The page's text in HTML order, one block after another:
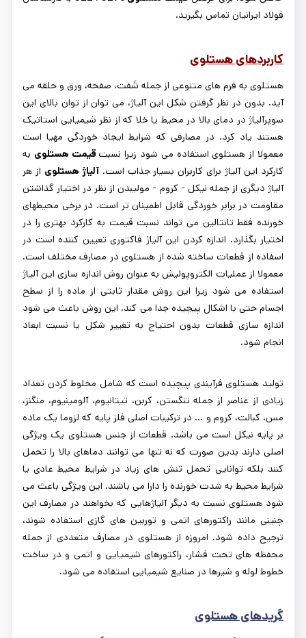
فولاد ایرانیان تماس بگیرید.
کاربردهای هستلوی
هستلوی به فرم های متنوعی از جمله شَفت، صفحه، ورق و حلقه می
آید. بدون در نظر گرفتن شکل این آلیاژ، می توان از توان بالای این
سوپرآلیاژ در دمای بالا در محیط یا خلا که از نظر شیمیایی استاتیک
هستند یاد کرد. در مصارفی که شرایط ایجاد خوردگی مهیا است
معمولا از هستلوی استفاده می شود زیرا نسبت قیمت هستلوی به
کارکرد این آلیاژ برای کاربران بسیار جذاب است.آلیاژ هستلوی از هر
آلیاژ دیگری از جمله نیکل - کروم - مولیبدن از نظر در اختیار گذاشتن
مقاومت در برابر خوردگی قابل اطمینان تر است. در برخی محیطهای
خورنده فقط تانتالین می تواند نسبت قیمت به کارکرد بهتری را در
اختیار بگذارد. اندازه کردن این آلیاژ فاکتوری تعیین کننده است در
اسفاده از قطعات ساخته شده از هستلوی در مصارف مختلف است.
معمولا از عملیات الکتروپولیش به عنوان روش اندازه سازی این آلیاژ
استفاده می شود زیرا این روش مقدار ثابتی از ماده را از سطح
اجسام حتی با اشکال پیچیده جدا می کند. این روش باعث می شود
اندازه سازی قطعات بدون احتیاج به تغییر شکل یا نسبت ابعاد
انجام شود.
تولید هستلوی فرآیندی پیچیده است که شامل مخلوط کردن تعداد
زیادی از عناصر از جمله تنگستن، کربن، تیتانیوم، آلومینیوم، منگنز،
مس، کبالت، کروم و ... در ترکیبات اصلی فلز پایه که لزوما یک ماده
بر پایه نیکل است می باشد. قطعات از جنس هستلوی یک ویژگی
اصلی دارند بدین صورت که نه تنها می توانند دماهای بالا را تحمل
کنند بلکه توانایی تحمل تنش های زیاد در شرایط محیط عادی یا
شرایط محیط به شدت خورنده را دارا می باشند. این ویژگی باعث می
شود هستلوی نسبت به دیگر آلیاژهایی که بخواهند در مصارف این
چنینی مانند راکتورهای اتمی و توربین های گازی استفاده شوند،
ترجیح داده شود. امروزه از هستلوی در مصارف متعددی از جمله
محفظه های تحت فشار، راکتورهای شیمیایی و اتمی و در ساخت
خطوط لوله و شیرها در صنایع شیمیایی استفاده می شود.
گریدهای هستلوی